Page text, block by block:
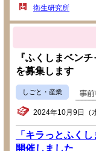
衛生研究所
『ふくしまベン
を募集します
しごと・産業
2024年10月9日（
「キラっとふく
開催しました